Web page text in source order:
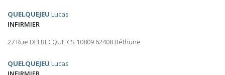
QUELQUEJEU Lucas
INFIRMIER
27 Rue DELBECQUE CS 10809 62408 Béthune
QUELQUEJEU Lucas